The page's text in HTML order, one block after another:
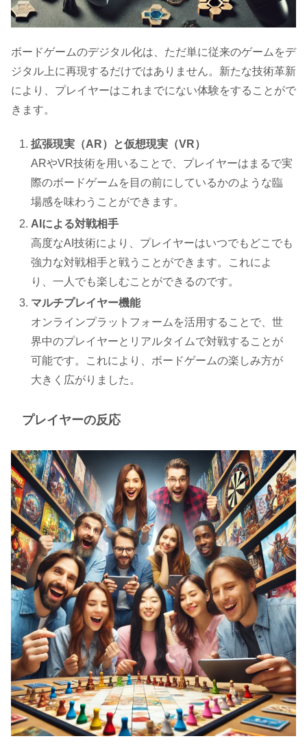
ボードゲームのデジタル化は、ただ単に従来のゲームをデ
ジタル上に再現するだけではありません。新たな技術革新
により、プレイヤーはこれまでにない体験をすることがで
きます。
拡張現実（AR）と仮想現実（VR）
ARやVR技術を用いることで、プレイヤーはまるで実
際のボードゲームを目の前にしているかのような臨
場感を味わうことができます。
AIによる対戦相手
高度なAI技術により、プレイヤーはいつでもどこでも
強力な対戦相手と戦うことができます。これによ
り、一人でも楽しむことができるのです。
マルチプレイヤー機能
オンラインプラットフォームを活用することで、世
界中のプレイヤーとリアルタイムで対戦することが
可能です。これにより、ボードゲームの楽しみ方が
大きく広がりました。
プレイヤーの反応